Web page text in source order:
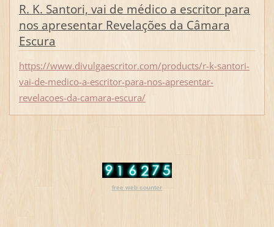
R. K. Santori, vai de médico a escritor para
nos apresentar Revelações da Câmara
Escura
https://www.divulgaescritor.com/products/r-k-santori-
vai-de-medico-a-escritor-para-nos-apresentar-
revelacoes-da-camara-escura/
free web counter